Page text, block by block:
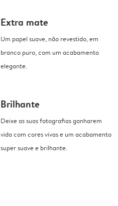
Extra mate
Um papel suave, não revestido, em
branco puro, com um acabamento
elegante.
Brilhante
Deixe as suas fotografias ganharem
vida com cores vivas e um acabamento
super suave e brilhante.